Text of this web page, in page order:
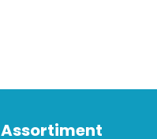
Assortiment